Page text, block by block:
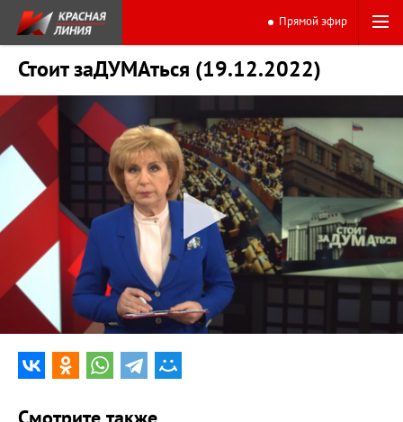
Прямой эфир
Стоит заДУМАться (19.12.2022)